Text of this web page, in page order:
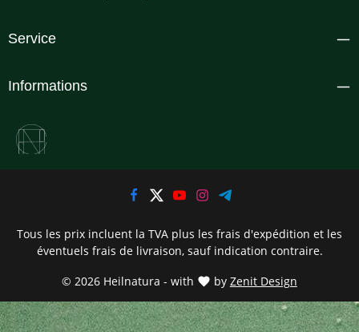
Service
Informations
© 2026 Heilnatura - with by Zenit Design
Tous les prix incluent la TVA plus les frais d'expédition et les
éventuels frais de livraison, sauf indication contraire.